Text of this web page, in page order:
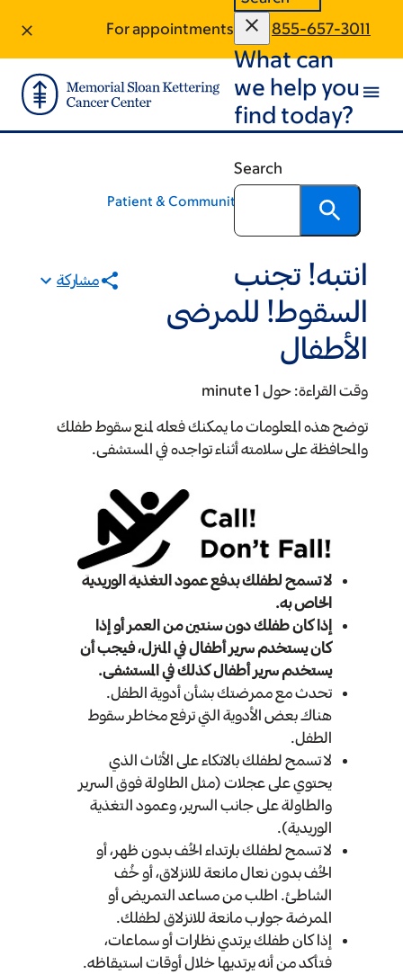
main
footer
For appointments, call: 855-657-3011
What can
we help you
find today?
Search
Patient & Community Education
انتبه! تجنب
السقوط! للمرضى
الأطفال
مشاركة
وقت القراءة: حول 1 minute
توضح هذه المعلومات ما يمكنك فعله لمنع سقوط طفلك
والمحافظة على سلامته أثناء تواجده في المستشفى.
لا تسمح لطفلك بدفع عمود التغذية الوريدية
الخاص به.
إذا كان طفلك دون سنتين من العمر أو إذا
كان يستخدم سرير أطفال في المنزل، فيجب أن
يستخدم سرير أطفال كذلك في المستشفى.
تحدث مع ممرضتك بشأن أدوية الطفل.
هناك بعض الأدوية التي ترفع مخاطر سقوط
الطفل.
لا تسمح لطفلك بالاتكاء على الأثاث الذي
يحتوي على عجلات (مثل الطاولة فوق السرير
والطاولة على جانب السرير، وعمود التغذية
الوريدية).
لا تسمح لطفلك بارتداء الخُف بدون ظهر، أو
الخُف بدون نعال مانعة للانزلاق، أو خُف
الشاطئ. اطلب من مساعد التمريض أو
الممرضة جوارب مانعة للانزلاق لطفلك.
إذا كان طفلك يرتدي نظارات أو سماعات،
فتأكد من أنه يرتديها خلال أوقات استيقاظه.